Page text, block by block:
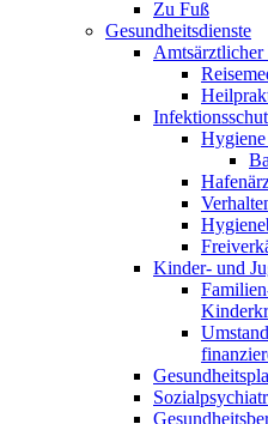
Zu Fuß
Gesundheitsdienste
Amtsärztlicher
Kinder- und